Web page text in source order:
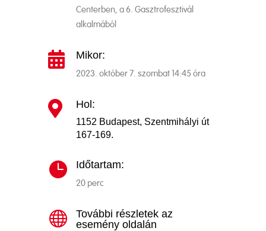
Centerben, a 6. Gasztrofesztivál
alkalmából
 Mikor:
2023. október 7. szombat 14:45 óra
 Hol:
1152 Budapest, Szentmihályi út
167-169.
 Időtartam:
20 perc

További részletek az
esemény oldalán